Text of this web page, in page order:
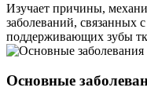
Изучает причины,
заболеваний, связанных
поддерживающих зубы
Основные